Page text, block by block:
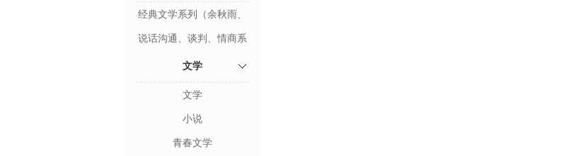
经典文学系列（余秋雨、
贾平凹、蒋勋、林清玄）
说话沟通、谈判、情商系
文学
文学
小说
青春文学